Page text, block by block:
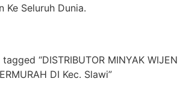
Ke Seluruh Dunia.
“DISTRIBUTOR MINYAK WIJEN
DI Kec. Slawi”